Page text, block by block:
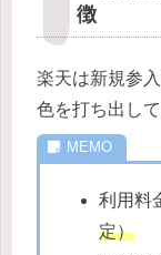
徴
楽天は新規参
色を打ち出して
利用料
定）